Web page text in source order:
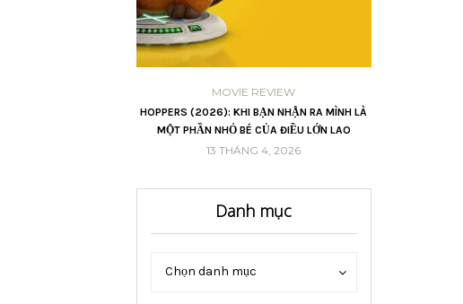
MOVIE REVIEW
HOPPERS (2026): KHI BẠN NHẬN RA MÌNH LÀ
MỘT PHẦN NHỎ BÉ CỦA ĐIỀU LỚN LAO
13 THÁNG 4, 2026
Danh mục
Chọn danh mục
Danh